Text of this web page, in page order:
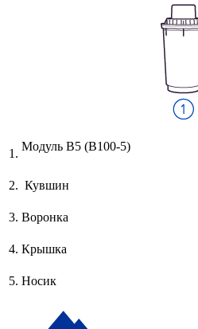
1.
Модуль В5
2. Кувшин
3. Воронка
4. Крышка
5. Носик